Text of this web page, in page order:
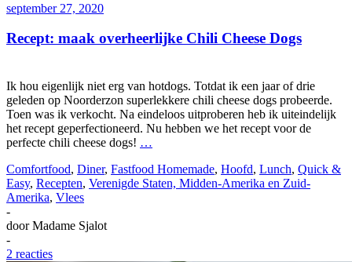
september 27, 2020
Recept: maak overheerlijke Chili Cheese Dogs
Ik hou eigenlijk niet erg van hotdogs. Totdat ik een jaar of drie
geleden op Noorderzon superlekkere chili cheese dogs probeerde.
Toen was ik verkocht. Na eindeloos uitproberen heb ik uiteindelijk
het recept geperfectioneerd. Nu hebben we het recept voor de
perfecte chili cheese dogs! …
Comfortfood, Diner, Fastfood Homemade, Hoofd, Lunch, Quick &
Easy, Recepten, Verenigde Staten, Midden-Amerika en Zuid-
Amerika, Vlees
-
doorMadame Sjalot
-
2 reacties